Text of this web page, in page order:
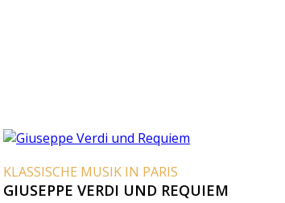
KLASSISCHE MUSIK IN PARIS
GIUSEPPE VERDI UND REQUIEM